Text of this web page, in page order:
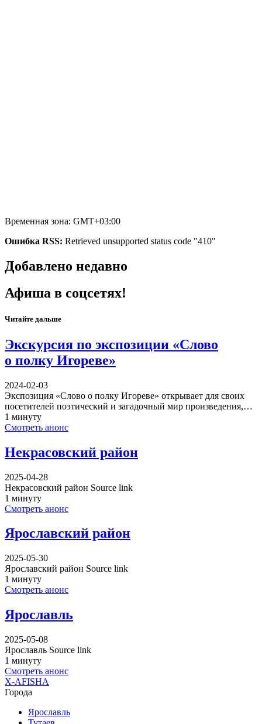
Временная зона: GMT+03:00
Ошибка RSS: Retrieved unsupported status code "410"
Добавлено недавно
Афиша в соцсетях!
Читайте дальше
Экскурсия по экспозиции «Слово
о полку Игореве»
2024-02-03
Экспозиция «Слово о полку Игореве» открывает для своих
посетителей поэтический и загадочный мир произведения,…
1 минуту
Смотреть анонс
Некрасовский район
2025-04-28
Некрасовский район Source link
1 минуту
Смотреть анонс
Ярославский район
2025-05-30
Ярославский район Source link
1 минуту
Смотреть анонс
Ярославль
2025-05-08
Ярославль Source link
1 минуту
Смотреть анонс
X-AFISHA
Города
Ярославль